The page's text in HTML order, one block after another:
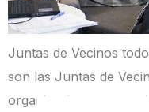
Juntas de Vecinos
son las Juntas de
organizaciones